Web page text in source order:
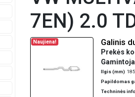
7EN) 2.0
Naujiena! Galinis
Prekės
Ilgis (mm)
Papildomas
Techninės